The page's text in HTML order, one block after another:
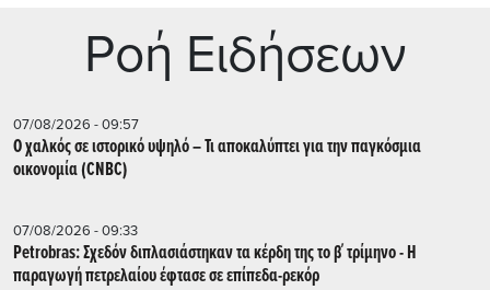
Ρoή Ειδήσεων
07/08/2026 - 09:57
Ο χαλκός σε ιστορικό υψηλό – Τι αποκαλύπτει για την παγκόσμια
οικονομία (CNBC)
07/08/2026 - 09:33
Petrobras: Σχεδόν διπλασιάστηκαν τα κέρδη της το β΄ τρίμηνο - Η
παραγωγή πετρελαίου έφτασε σε επίπεδα-ρεκόρ